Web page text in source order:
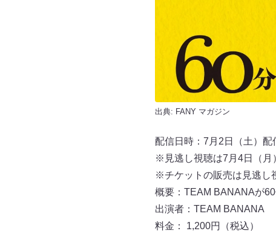
出典: FANY マガジン
配信日時：7月2日（土）
※見逃し視聴は7月4日（月
※チケットの販売は見逃し
概要：TEAM BANANAが
出演者：TEAM BANANA
料金： 1,200円（税込）